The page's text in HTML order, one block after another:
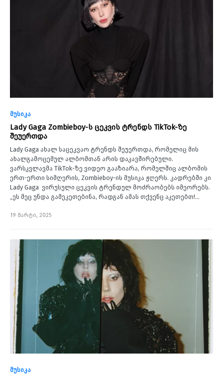
მუსიკა
Lady Gaga Zombieboy-ს ცეკვის ტრენდს TikTok-ზე
შეუერთდა
Lady Gaga ახალ საცეკვაო ტრენდს შეუერთდა, რომელიც მის
ახალგამოცემულ ალბომთან არის დაკავშირებული.
ვარსკვლავმა TikTok-ზე ვიდეო გააზიარა, რომელშიც ალბომის
ერთ-ერთი სიმღერის, Zombieboy-ის მუსიკა ჟღერს. კადრებში კი
Lady Gaga ვირუსული ცეკვის ტრენდულ მოძრაობებს იმეორებს.
„ეს მეც უნდა გამეკეთებინა, რადგან ამას თქვენც აკეთებთ!…
19 მარტი, 2025
მუსიკა